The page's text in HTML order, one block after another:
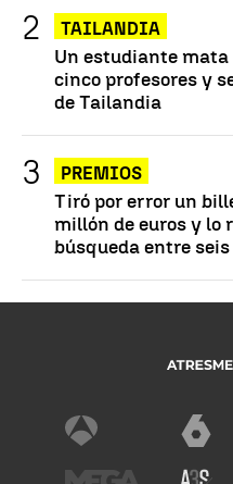
TAILANDIA
Un estudiante mata
cinco profesores y
de Tailandia
PREMIOS
Tiró por error un
millón de euros y lo
búsqueda entre